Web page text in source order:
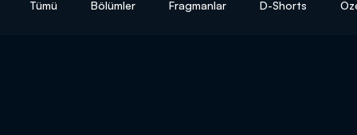
Tümü Bölümler Fragmanlar D-Shorts